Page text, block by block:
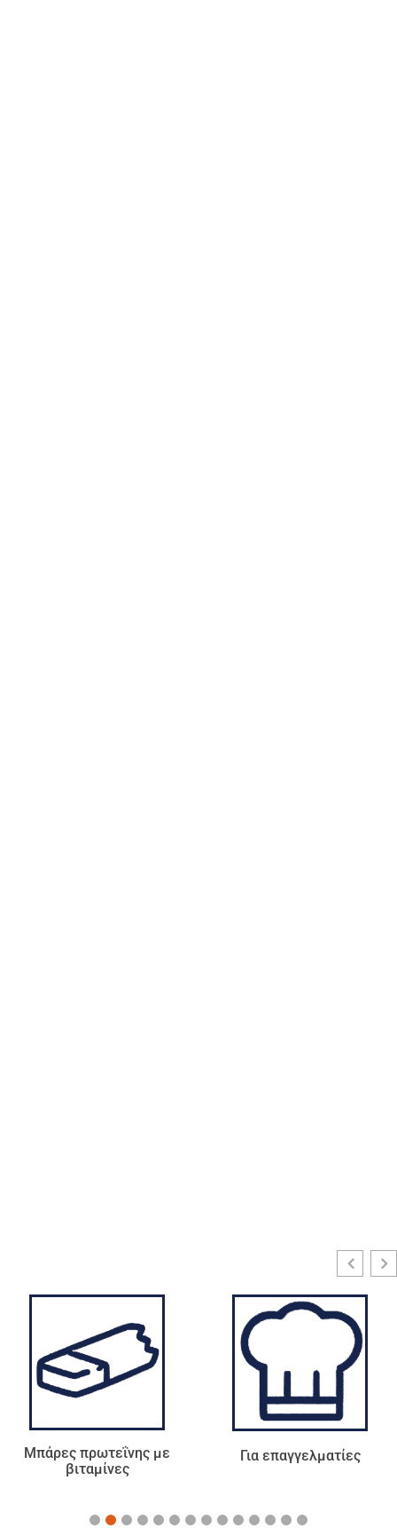
Για επαγγελματίες Τσάι - Αφεψήματα